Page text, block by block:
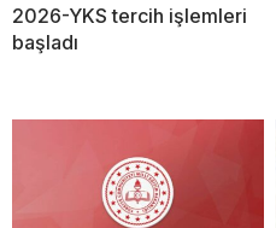
2026-YKS tercih işlemleri
başladı